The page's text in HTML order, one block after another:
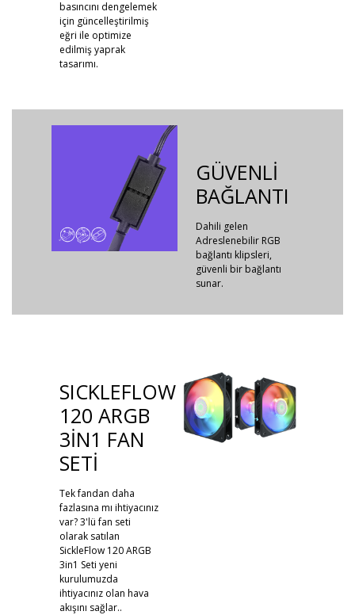
basıncını dengelemek
için güncelleştirilmiş
eğri ile optimize
edilmiş yaprak
tasarımı.
GÜVENLİ
BAĞLANTI
Dahili gelen
Adreslenebilir RGB
bağlantı klipsleri,
güvenli bir bağlantı
sunar.
SICKLEFLOW
120 ARGB
3IN1 FAN
SETİ
Tek fandan daha
fazlasına mı ihtiyacınız
var? 3'lü fan seti
olarak satılan
SickleFlow 120 ARGB
3in1 Seti yeni
kurulumuzda
ihtiyacınız olan hava
akışını sağlar..